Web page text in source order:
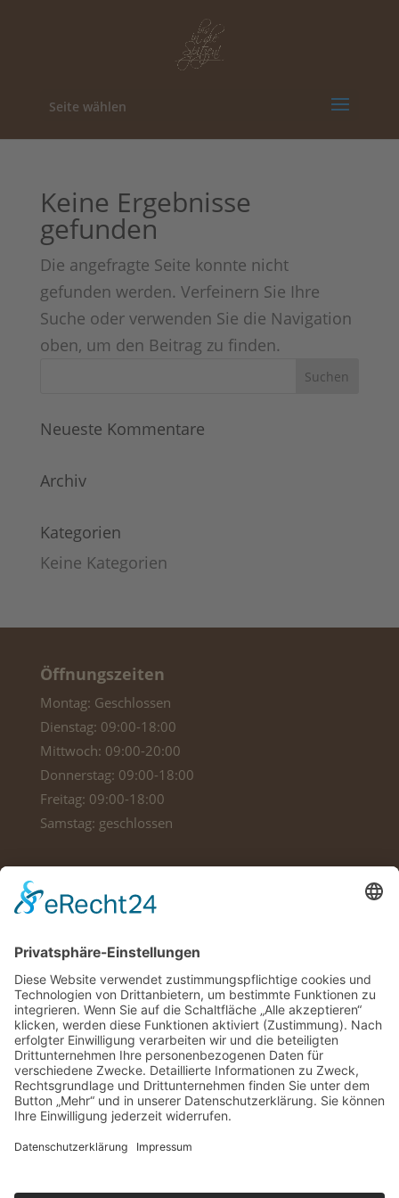
Seite wählen
Keine Ergebnisse
gefunden
Die angefragte Seite konnte nicht
gefunden werden. Verfeinern Sie Ihre
Suche oder verwenden Sie die Navigation
oben, um den Beitrag zu finden.
Neueste Kommentare
Archiv
Kategorien
Keine Kategorien
Öffnungszeiten
Montag: Geschlossen
Dienstag: 09:00-18:00
Mittwoch: 09:00-20:00
Donnerstag: 09:00-18:00
Freitag: 09:00-18:00
Samstag: geschlossen
Bis in die Spitzen
54296 Trier
Kontakt
Tel: +49 651 1460900
Impressum